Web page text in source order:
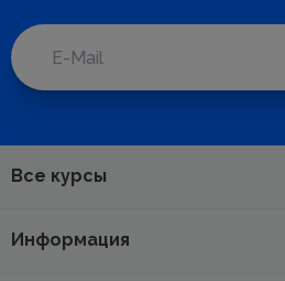
Все курсы
Информация